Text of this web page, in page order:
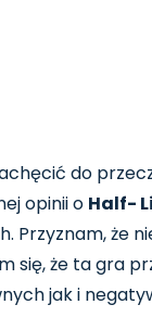
do
opinii o Half-
Przyznam, że
się, że ta gra
jak i